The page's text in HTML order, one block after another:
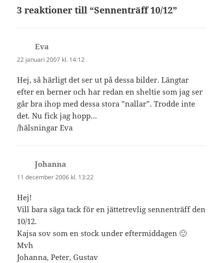
3 reaktioner till “Sennenträff 10/12”
Eva
22 januari 2007 kl. 14:12
Hej, så härligt det ser ut på dessa bilder. Längtar
efter en berner och har redan en sheltie som jag ser
går bra ihop med dessa stora ”nallar”. Trodde inte
det. Nu fick jag hopp…
/hälsningar Eva
Johanna
11 december 2006 kl. 13:22
Hej!
Vill bara säga tack för en jättetrevlig sennenträff den
10/12.
Kajsa sov som en stock under eftermiddagen 🙂
Mvh
Johanna, Peter, Gustav